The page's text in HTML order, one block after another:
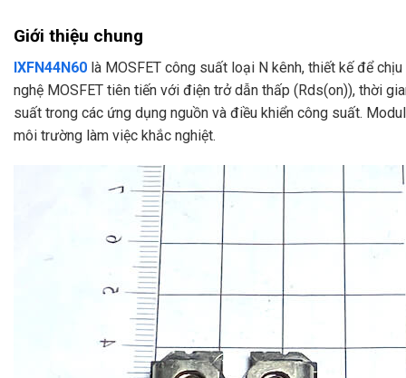
Giới thiệu chung
IXFN44N60 là MOSFET công suất loại N kênh, thiết kế để
nghệ MOSFET tiên tiến với điện trở dẫn thấp (Rds(on)), thời
suất trong các ứng dụng nguồn và điều khiển công suất.
môi trường làm việc khắc nghiệt.